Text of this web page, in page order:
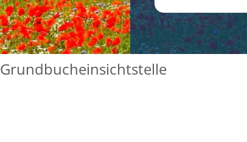
Grundbucheinsichtstelle